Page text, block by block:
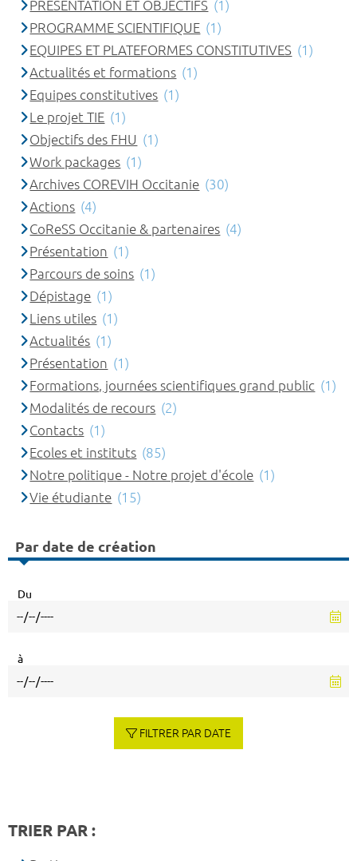
PRÉSENTATION ET OBJECTIFS (1)
PROGRAMME SCIENTIFIQUE (1)
EQUIPES ET PLATEFORMES CONSTITUTIVES (1)
Actualités et formations (1)
Equipes constitutives (1)
Le projet TIE (1)
Objectifs des FHU (1)
Work packages (1)
Archives COREVIH Occitanie (30)
Actions (4)
CoReSS Occitanie & partenaires (4)
Présentation (1)
Parcours de soins (1)
Dépistage (1)
Liens utiles (1)
Actualités (1)
Présentation (1)
Formations, journées scientifiques grand public (1)
Modalités de recours (2)
Contacts (1)
Ecoles et instituts (85)
Notre politique - Notre projet d'école (1)
Vie étudiante (15)
Par date de création
Du
à
FILTRER PAR DATE
TRIER PAR :